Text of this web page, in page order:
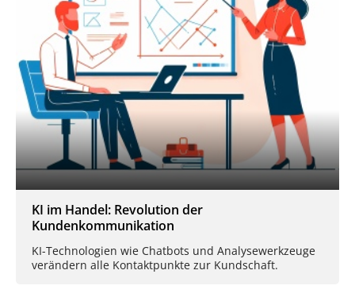
KI im Handel: Revolution der
Kundenkommunikation
KI-Technologien wie Chatbots und Analysewerkzeuge
verändern alle Kontaktpunkte zur Kundschaft.